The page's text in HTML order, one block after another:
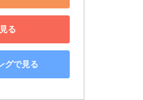
る
グで見る